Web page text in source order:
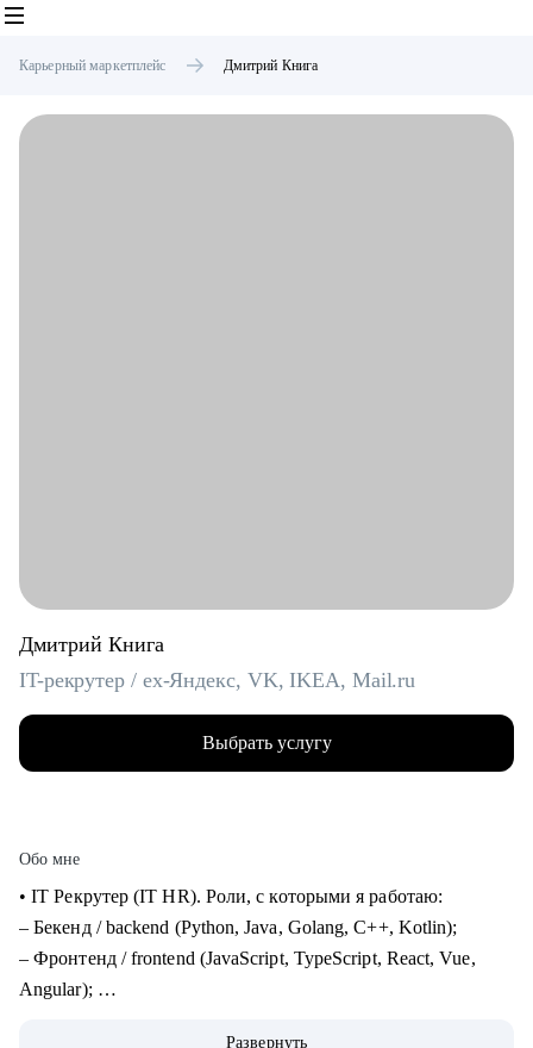
Карьерный маркетплейс Дмитрий Книга
Дмитрий Книга
IT-рекрутер / ex-Яндекс, VK, IKEA, Mail.ru
Выбрать услугу
Обо мне
• IT Рекрутер (IT HR). Роли, с которыми я работаю:
– Бекенд / backend (Python, Java, Golang, C++, Kotlin);
– Фронтенд / frontend (JavaScript, TypeScript, React, Vue,
Angular);
Развернуть